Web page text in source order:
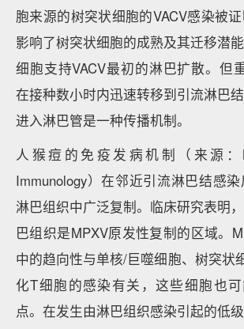
胞来源的树突状细胞的VACV感染被证
影响了树突状细胞的成熟及其迁移潜
细胞支持VACV最初的淋巴扩散。但
在接种数小时内迅速转移到引流淋巴
进入淋巴管是一种传播机制。
人猴痘的免疫发病机制（来源：
Immunology）在邻近引流淋巴结感
淋巴组织中广泛复制。临床研究表明
巴组织是MPXV原发性复制的区域。
中的趋向性与单核/巨噬细胞、树突状
化T细胞的感染有关，这些细胞也
点。在发生由淋巴组织感染引起的低